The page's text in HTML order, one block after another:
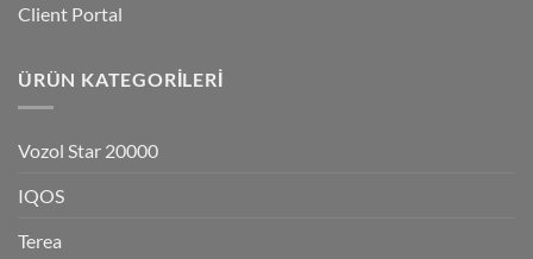
Client Portal
ÜRÜN KATEGORILERI
Vozol Star 20000
IQOS
Terea